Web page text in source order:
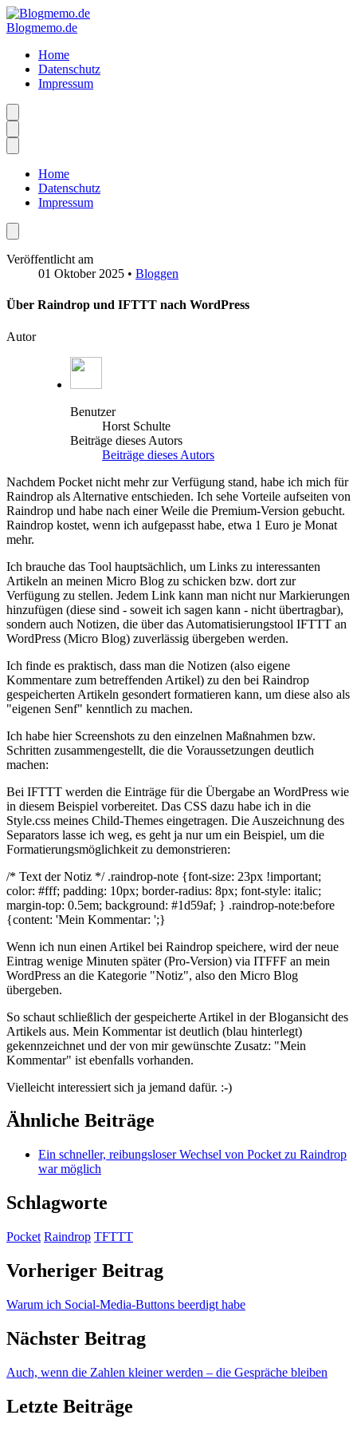
Blogmemo.de
Home
Datenschutz
Impressum
Home
Datenschutz
Impressum
Veröffentlicht am
01 Oktober 2025 • Bloggen
Über Raindrop und IFTTT nach WordPress
Autor
Benutzer
Horst Schulte
Beiträge dieses Autors
Beiträge dieses Autors
Nachdem Pocket nicht mehr zur Verfügung stand, habe ich mich für
Raindrop als Alternative entschieden. Ich sehe Vorteile aufseiten von
Raindrop und habe nach einer Weile die Premium-Version gebucht.
Raindrop kostet, wenn ich aufgepasst habe, etwa 1 Euro je Monat
mehr.
Ich brauche das Tool hauptsächlich, um Links zu interessanten
Artikeln an meinen Micro Blog zu schicken bzw. dort zur
Verfügung zu stellen. Jedem Link kann man nicht nur Markierungen
hinzufügen (diese sind - soweit ich sagen kann - nicht übertragbar),
sondern auch Notizen, die über das Automatisierungstool IFTTT an
WordPress (Micro Blog) zuverlässig übergeben werden.
Ich finde es praktisch, dass man die Notizen (also eigene
Kommentare zum betreffenden Artikel) zu den bei Raindrop
gespeicherten Artikeln gesondert formatieren kann, um diese also als
"eigenen Senf" kenntlich zu machen.
Ich habe hier Screenshots zu den einzelnen Maßnahmen bzw.
Schritten zusammengestellt, die die Voraussetzungen deutlich
machen:
Bei IFTTT werden die Einträge für die Übergabe an WordPress wie
in diesem Beispiel vorbereitet. Das CSS dazu habe ich in die
Style.css meines Child-Themes eingetragen. Die Auszeichnung des
Separators lasse ich weg, es geht ja nur um ein Beispiel, um die
Formatierungsmöglichkeit zu demonstrieren:
/* Text der Notiz */ .raindrop-note {font-size: 23px !important;
color: #fff; padding: 10px; border-radius: 8px; font-style: italic;
margin-top: 0.5em; background: #1d59af; } .raindrop-note:before
{content: 'Mein Kommentar: ';}
Wenn ich nun einen Artikel bei Raindrop speichere, wird der neue
Eintrag wenige Minuten später (Pro-Version) via ITFFF an mein
WordPress an die Kategorie "Notiz", also den Micro Blog
übergeben.
So schaut schließlich der gespeicherte Artikel in der Blogansicht des
Artikels aus. Mein Kommentar ist deutlich (blau hinterlegt)
gekennzeichnet und der von mir gewünschte Zusatz: "Mein
Kommentar" ist ebenfalls vorhanden.
Vielleicht interessiert sich ja jemand dafür. :-)
Ähnliche Beiträge
Ein schneller, reibungsloser Wechsel von Pocket zu Raindrop
war möglich
Schlagworte
Pocket Raindrop TFTTT
Vorheriger Beitrag
Warum ich Social-Media-Buttons beerdigt habe
Nächster Beitrag
Auch, wenn die Zahlen kleiner werden – die Gespräche bleiben
Letzte Beiträge